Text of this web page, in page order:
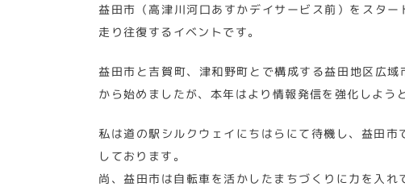
益田市（高津川河口あすかデイサービス前）をスタ
走り往復するイベントです。
益田市と吉賀町、津和野町とで構成する益田地区広
から始めましたが、本年はより情報発信を強化しよう
私は道の駅シルクウェイにちはらにて待機し、益田
しております。
尚、益田市は自転車を活かしたまちづくりに力を入